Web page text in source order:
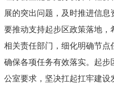
展的突出问题，及时推进信息
要推动支持起步区政策落地
相关责任部门，细化明确节点
确保各项任务有效落实。起
公室要求，坚决扛起扛牢建